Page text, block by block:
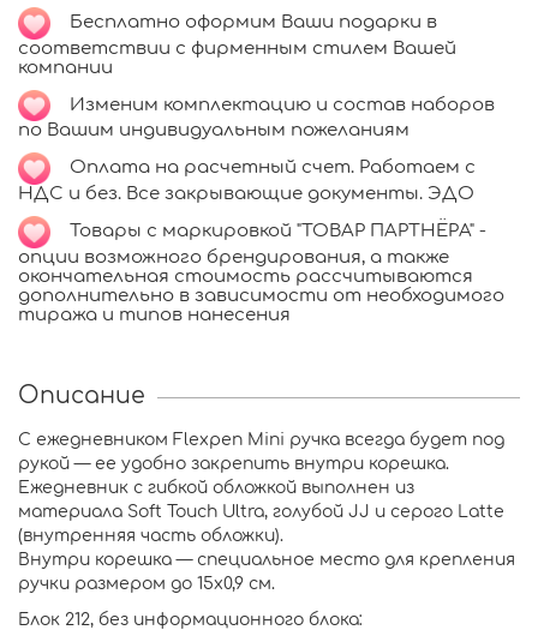
Бесплатно оформим Ваши подарки в
соответствии с фирменным стилем Вашей
компании
Изменим комплектацию и состав наборов
по Вашим индивидуальным пожеланиям
Оплата на расчетный счет. Работаем с
НДС и без. Все закрывающие документы. ЭДО
Товары с маркировкой "ТОВАР ПАРТНЁРА" -
опции возможного брендирования, а также
окончательная стоимость рассчитываются
дополнительно в зависимости от необходимого
тиража и типов нанесения
Описание
С ежедневником Flexpen Mini ручка всегда будет под
рукой — ее удобно закрепить внутри корешка.
Ежедневник с гибкой обложкой выполнен из
материала Soft Touch Ultra, голубой JJ и серого Latte
(внутренняя часть обложки).
Внутри корешка — специальное место для крепления
ручки размером до 15х0,9 см.
Блок 212, без информационного блока: